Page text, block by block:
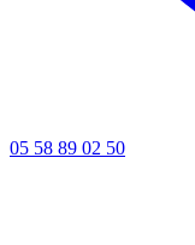
05 58 89 02 50